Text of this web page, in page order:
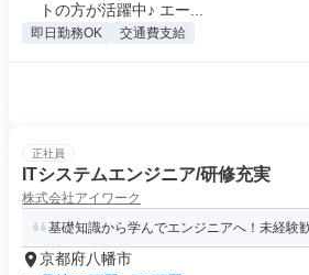
トの方が活躍中♪ エー...
即日勤務OK 交通費支給
正社員
ITシステムエンジニア/研修充実
株式会社アイワーク
基礎知識から学んでエンジニアへ！未経験
京都府八幡市